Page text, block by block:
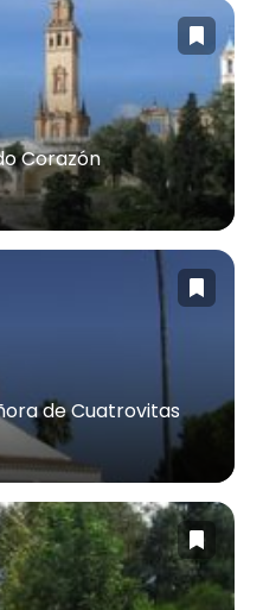
Corazón
de Cuatrovitas